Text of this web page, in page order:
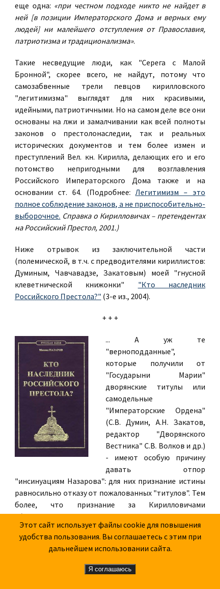
еще одна: «при честном подходе никто не найдет в
ней [в позиции Императорского Дома и верных ему
людей] ни малейшего отступления от Православия,
патриотизма и традиционализма».
Такие несведущие люди, как "Серега с Малой
Бронной", скорее всего, не найдут, потому что
самозабвенные трели певцов кирилловского
"легитимизма" выглядят для них красивыми,
идейными, патриотичными. Но на самом деле все они
основаны на лжи и замалчивании как всей полноты
законов о престолонаследии, так и реальных
исторических документов и тем более измен и
преступлений Вел. кн. Кирилла, делающих его и его
потомство непригодными для возглавления
Российского Императорского Дома также и на
основании ст. 64. (Подробнее:Легитимизм – это
полное соблюдение законов, а не приспособительно-
выборочное. Справка о Кирилловичах – претендентах
на Российский Престол, 2001.)
Ниже отрывок из заключительной части
(полемической, в т.ч. с предводителями кириллистов:
Думиным, Чавчавадзе, Закатовым) моей "гнусной
клеветнической книжонки" "Кто наследник
Российского Престола?" (3-е из., 2004).
+ + +
... А уж те
"верноподданные",
которые получили от
"Государыни Марии"
дворянские титулы или
самодельные
"Императорские Ордена"
(С.В. Думин, А.Н. Закатов,
редактор "Дворянского
Вестника" С.В. Волков и др.)
- имеют особую причину
давать отпор
"инсинуациям Назарова": для них признание истины
равносильно отказу от пожалованных "титулов". Тем
более, что признание за Кирилловичами
официального статуса связано и с возвращением им
части собственности и недвижимости Династии
Романовых - так что "двор Государыни Марии и
Царевича Георгия" обещает быть не бедным...
И все же, есть немало порядочных и деятельных
Этот сайт использует файлы cookie для повышения
удобства пользования. Вы соглашаетесь с этим при
дальнейшем использовании сайта.
Я соглашаюсь